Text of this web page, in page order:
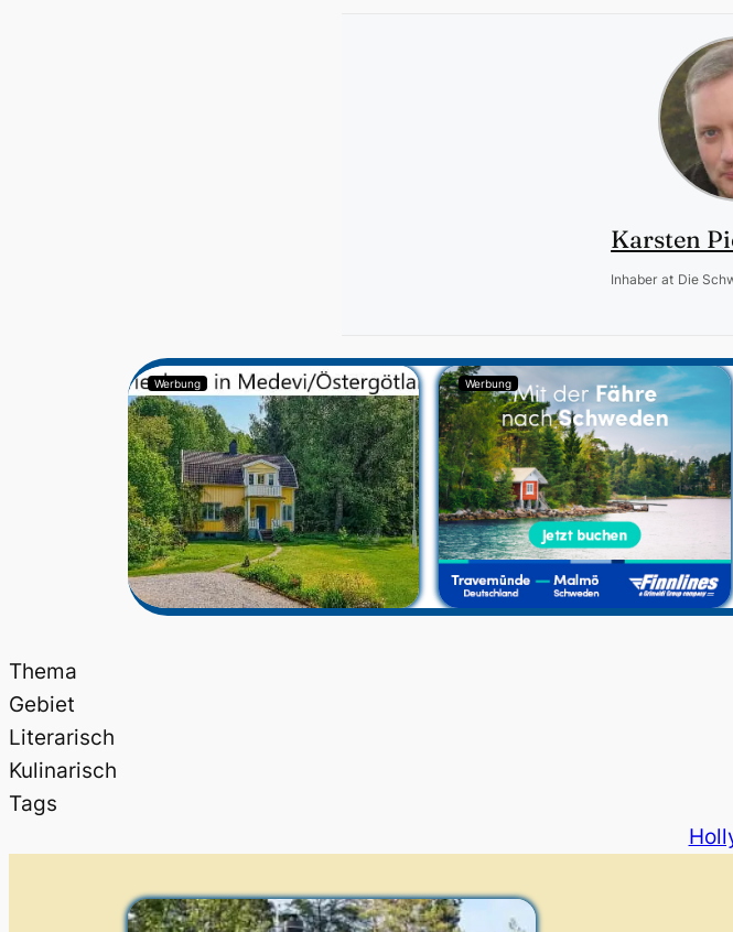
Karsten
Inhaber at Die
Werbung Werbung
Thema
Gebiet
Literarisch
Kulinarisch
Tags